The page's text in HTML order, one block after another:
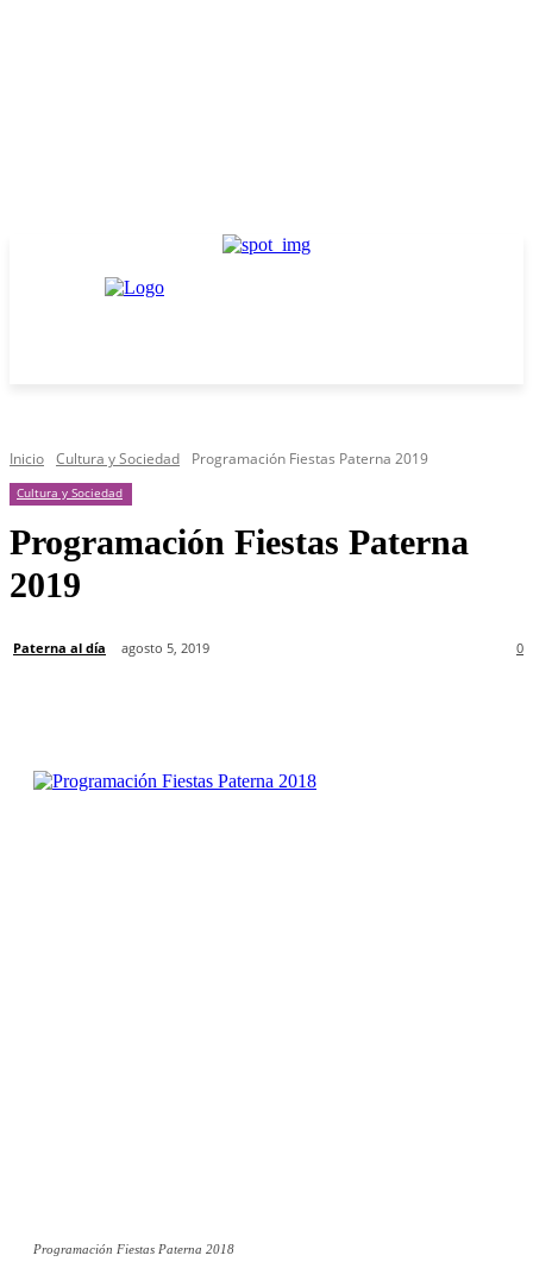
Inicio Cultura y Sociedad Programación Fiestas Paterna 2019
Cultura y Sociedad
Programación Fiestas Paterna
2019
Paterna al día agosto 5, 2019 0
Programación Fiestas Paterna 2018